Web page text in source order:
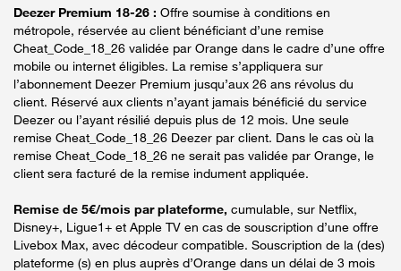
Deezer Premium 18-26 : Offre soumise à conditions en
métropole, réservée au client bénéficiant d’une remise
Cheat_Code_18_26 validée par Orange dans le cadre d’une offre
mobile ou internet éligibles. La remise s’appliquera sur
l’abonnement Deezer Premium jusqu’aux 26 ans révolus du
client. Réservé aux clients n’ayant jamais bénéficié du service
Deezer ou l’ayant résilié depuis plus de 12 mois. Une seule
remise Cheat_Code_18_26 Deezer par client. Dans le cas où la
remise Cheat_Code_18_26 ne serait pas validée par Orange, le
client sera facturé de la remise indument appliquée.
Remise de 5€/mois par plateforme, cumulable, sur Netflix,
Disney+, Ligue1+ et Apple TV en cas de souscription d’une offre
Livebox Max, avec décodeur compatible. Souscription de la (des)
plateforme (s) en plus auprès d’Orange dans un délai de 3 mois